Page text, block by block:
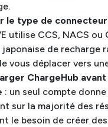
le type de connecteur
utilise CCS, NACS ou
japonaise de recharge
vous déplacer vers
ChargeHub
: un seul compte
sur la majorité des
le besoin de créer